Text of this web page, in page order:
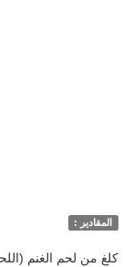
المقادير :
كلغ من لحم الغنم